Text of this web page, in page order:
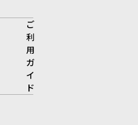
ご
利
用
ガ
イ
ド